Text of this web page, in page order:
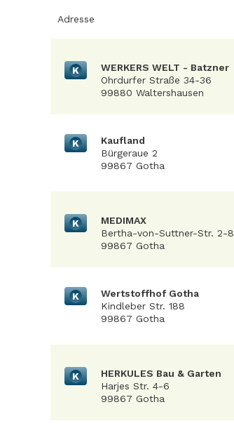
Adresse
K
WERKERS WELT - Batzner
Ohrdurfer Straße 34-36
99880 Waltershausen
K
Kaufland
Bürgeraue 2
99867 Gotha
K
MEDIMAX
Bertha-von-Suttner-Str. 2-8
99867 Gotha
K
Wertstoffhof Gotha
Kindleber Str. 188
99867 Gotha
K
HERKULES Bau & Garten
Harjes Str. 4-6
99867 Gotha